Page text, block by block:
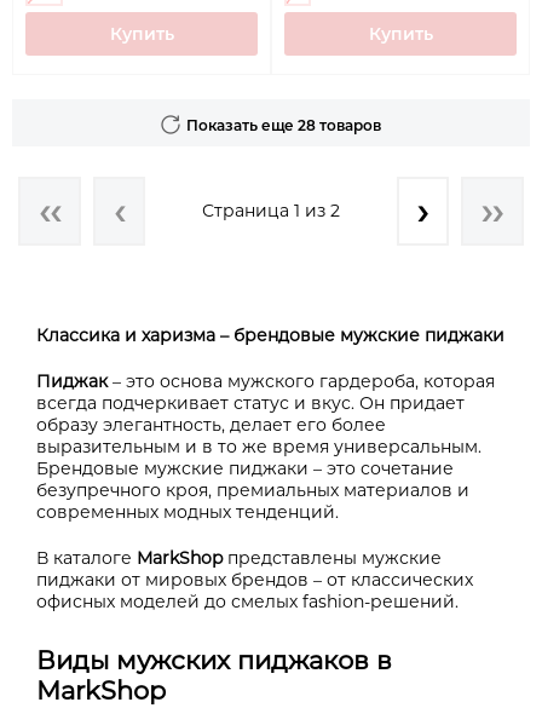
Купить Купить
Показать еще 28 товаров
Страница 1 из 2
Классика и харизма – брендовые мужские пиджаки
Пиджак– это основа мужского гардероба, которая
всегда подчеркивает статус и вкус. Он придает
образу элегантность, делает его более
выразительным и в то же время универсальным.
Брендовые мужские пиджаки – это сочетание
безупречного кроя, премиальных материалов и
современных модных тенденций.
В каталоге MarkShopпредставлены мужские
пиджаки от мировых брендов – от классических
офисных моделей до смелых fashion-решений.
Виды мужских пиджаков в
MarkShop